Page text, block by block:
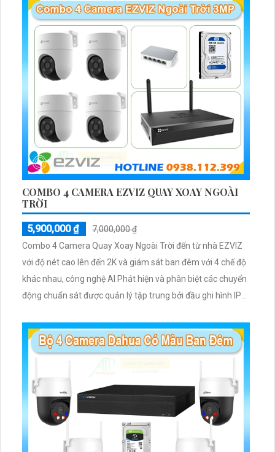
COMBO 4 CAMERA EZVIZ QUAY XOAY NGOÀI
TRỜI
5,900,000 ₫
7,000,000 ₫
Combo 4 Camera Quay Xoay Ngoài Trời đến từ nhà EZVIZ
với độ nét cao lên đến 2K và giám sát ban đêm với 4 chế độ
khác nhau, công nghệ AI Phát hiện và phân biệt các chuyển
động chuẩn sát được quản lý tập trung bởi đầu ghi hình IP